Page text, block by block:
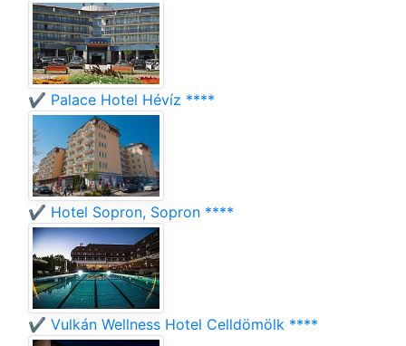
✔️ Palace Hotel Hévíz ****
✔️ Hotel Sopron, Sopron ****
✔️ Vulkán Wellness Hotel Celldömölk ****